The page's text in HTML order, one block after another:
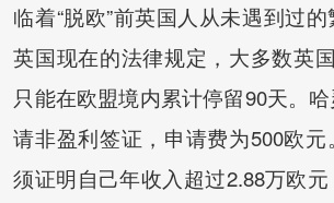
临着“脱欧”前英国人从未遇到过
英国现在的法律规定，大多数英
只能在欧盟境内累计停留90天。
请非盈利签证，申请费为500欧
须证明自己年收入超过2.88万欧